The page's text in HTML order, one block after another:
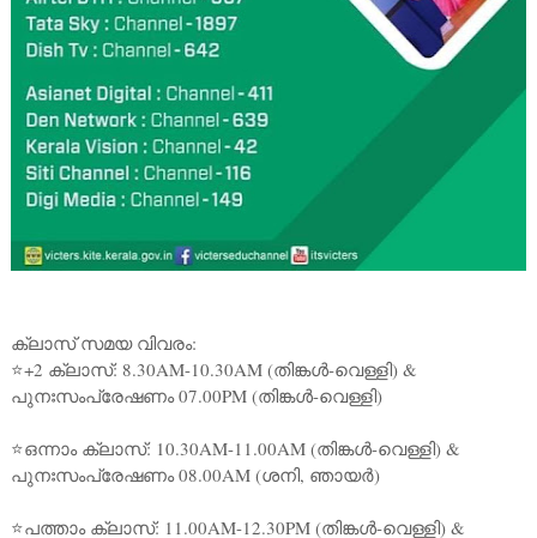
ക്ലാസ് സമയ വിവരം:
⭐+2 ക്ലാസ്: 8.30AM-10.30AM (തിങ്കൾ-വെള്ളി) &
പുനഃസംപ്രേഷണം 07.00PM (തിങ്കൾ-വെള്ളി)
⭐ഒന്നാം ക്ലാസ്: 10.30AM-11.00AM (തിങ്കൾ-വെള്ളി) &
പുനഃസംപ്രേഷണം 08.00AM (ശനി, ഞായർ)
⭐പത്താം ക്ലാസ്: 11.00AM-12.30PM (തിങ്കൾ-വെള്ളി) &